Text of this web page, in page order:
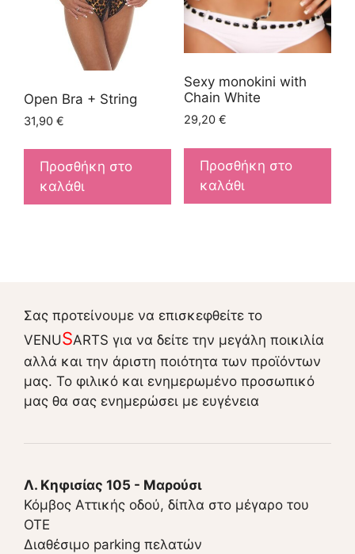
Open Bra + String
31,90 €
Προσθήκη στο
καλάθι
Sexy monokini with
Chain White
29,20 €
Προσθήκη στο
καλάθι
Σας προτείνουμε να επισκεφθείτε το
VENUSARTS για να δείτε την μεγάλη ποικιλία
αλλά και την άριστη ποιότητα των προϊόντων
μας. Το φιλικό και ενημερωμένο προσωπικό
μας θα σας ενημερώσει με ευγένεια
Λ. Κηφισίας 105 - Μαρούσι
Κόμβος Αττικής οδού, δίπλα στο μέγαρο του
ΟΤΕ
Διαθέσιμο parking πελατών